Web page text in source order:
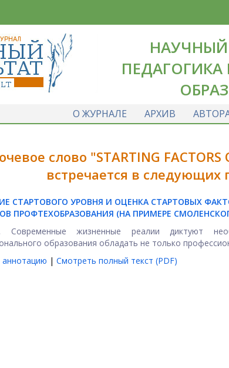
НАУЧНЫЙ
О ЖУРНАЛЕ
АРХИВ
слово "STARTING FACTORS
встречается в следующих
СТАРТОВОГО УРОВНЯ И ОЦЕНКА СТАРТОВЫХ
ПРОФТЕХОБРАЗОВАНИЯ (НА ПРИМЕРЕ
Современные жизненные реалии диктуют
образования обладать не только
| Смотреть полный текст (PDF)